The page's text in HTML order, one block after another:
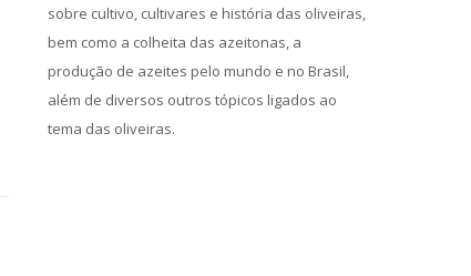
sobre cultivo, cultivares e história das oliveiras,
bem como a colheita das azeitonas, a
produção de azeites pelo mundo e no Brasil,
além de diversos outros tópicos ligados ao
tema das oliveiras.